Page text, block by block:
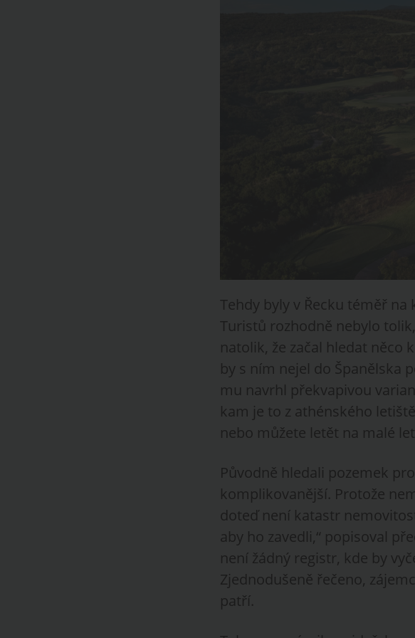
Tehdy byly v Řecku téměř
Turistů rozhodně nebylo
natolik, že začal hledat něco
by s ním nejel do Španělska
mu navrhl překvapivou
kam je to z athénského
nebo můžete letět na malé
Původně hledali pozemek
komplikovanější. Protože
doteď není katastr
aby ho zavedli,“ popisoval
není žádný registr, kde by
Zjednodušeně řečeno,
patří.